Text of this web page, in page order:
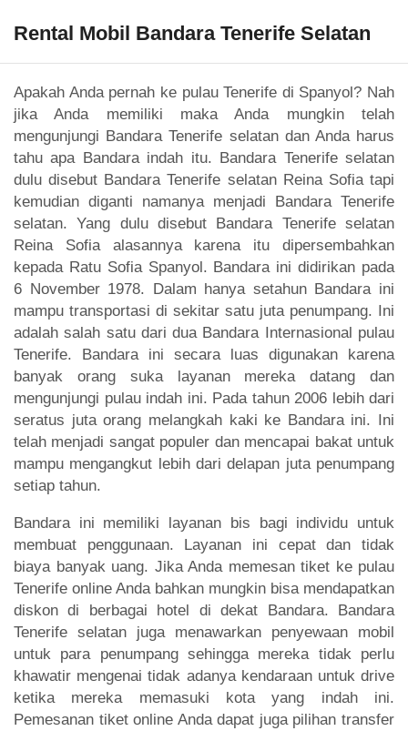
Rental Mobil Bandara Tenerife Selatan
Apakah Anda pernah ke pulau Tenerife di Spanyol? Nah
jika Anda memiliki maka Anda mungkin telah
mengunjungi Bandara Tenerife selatan dan Anda harus
tahu apa Bandara indah itu. Bandara Tenerife selatan
dulu disebut Bandara Tenerife selatan Reina Sofia tapi
kemudian diganti namanya menjadi Bandara Tenerife
selatan. Yang dulu disebut Bandara Tenerife selatan
Reina Sofia alasannya karena itu dipersembahkan
kepada Ratu Sofia Spanyol. Bandara ini didirikan pada
6 November 1978. Dalam hanya setahun Bandara ini
mampu transportasi di sekitar satu juta penumpang. Ini
adalah salah satu dari dua Bandara Internasional pulau
Tenerife. Bandara ini secara luas digunakan karena
banyak orang suka layanan mereka datang dan
mengunjungi pulau indah ini. Pada tahun 2006 lebih dari
seratus juta orang melangkah kaki ke Bandara ini. Ini
telah menjadi sangat populer dan mencapai bakat untuk
mampu mengangkut lebih dari delapan juta penumpang
setiap tahun.
Bandara ini memiliki layanan bis bagi individu untuk
membuat penggunaan. Layanan ini cepat dan tidak
biaya banyak uang. Jika Anda memesan tiket ke pulau
Tenerife online Anda bahkan mungkin bisa mendapatkan
diskon di berbagai hotel di dekat Bandara. Bandara
Tenerife selatan juga menawarkan penyewaan mobil
untuk para penumpang sehingga mereka tidak perlu
khawatir mengenai tidak adanya kendaraan untuk drive
ketika mereka memasuki kota yang indah ini.
Pemesanan tiket online Anda dapat juga pilihan transfer